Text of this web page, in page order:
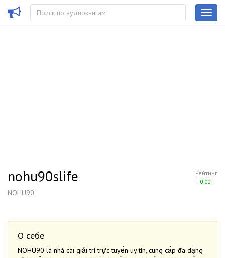
Рейтинг
0.00
nohu90slife
NOHU90
О себе
NOHU90 là nhà cái giải trí trực tuyến uy tín, cung cấp đa dạng